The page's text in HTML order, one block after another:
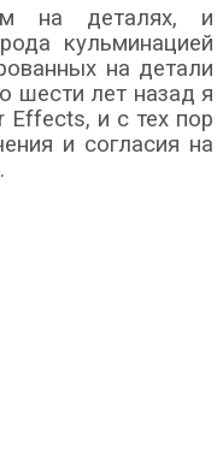
на деталях, и
кульминацией
на детали
шести лет назад я
Effects, и с тех пор
и согласия на